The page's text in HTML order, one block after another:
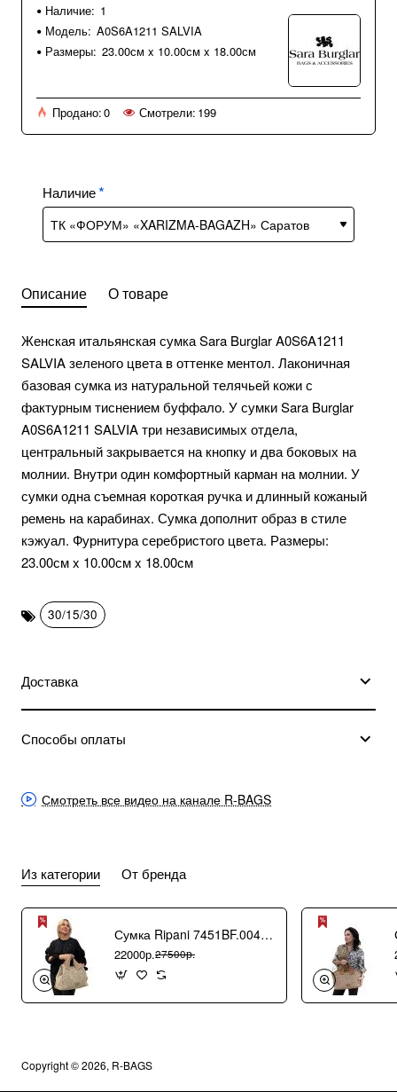
Наличие: 1
Модель: A0S6A1211 SALVIA
Размеры: 23.00см x 10.00см x 18.00см
Продано:0 Смотрели: 199
Наличие
Описание О товаре
Женская итальянская сумка Sara Burglar A0S6A1211
SALVIA зеленого цвета в оттенке ментол. Лаконичная
базовая сумка из натуральной телячьей кожи с
фактурным тиснением буффало. У сумки Sara Burglar
A0S6A1211 SALVIA три независимых отдела,
центральный закрывается на кнопку и два боковых на
молнии. Внутри один комфортный карман на молнии. У
сумки одна съемная короткая ручка и длинный кожаный
ремень на карабинах. Сумка дополнит образ в стиле
кэжуал. Фурнитура серебристого цвета. Размеры:
23.00см x 10.00см x 18.00см
30/15/30
Доставка
Способы оплаты
Смотреть все видео на канале R-BAGS
Из категории От бренда
Сумка Ripani 7451BF.00406 Ecru/Sabbia
22000р.27500р.
Copyright © 2026, R-BAGS